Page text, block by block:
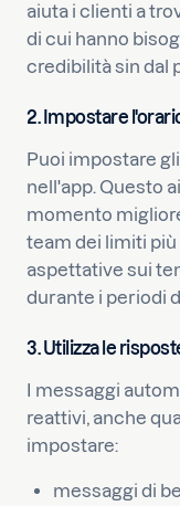
aiuta i clienti a
di cui hanno
credibilità sin dal
2. Impostare
Puoi impostare
nell'app. Questo
momento
team dei limiti
aspettative sui
durante i periodi
3. Utilizza le
I messaggi
reattivi, anche
impostare:
messaggi di